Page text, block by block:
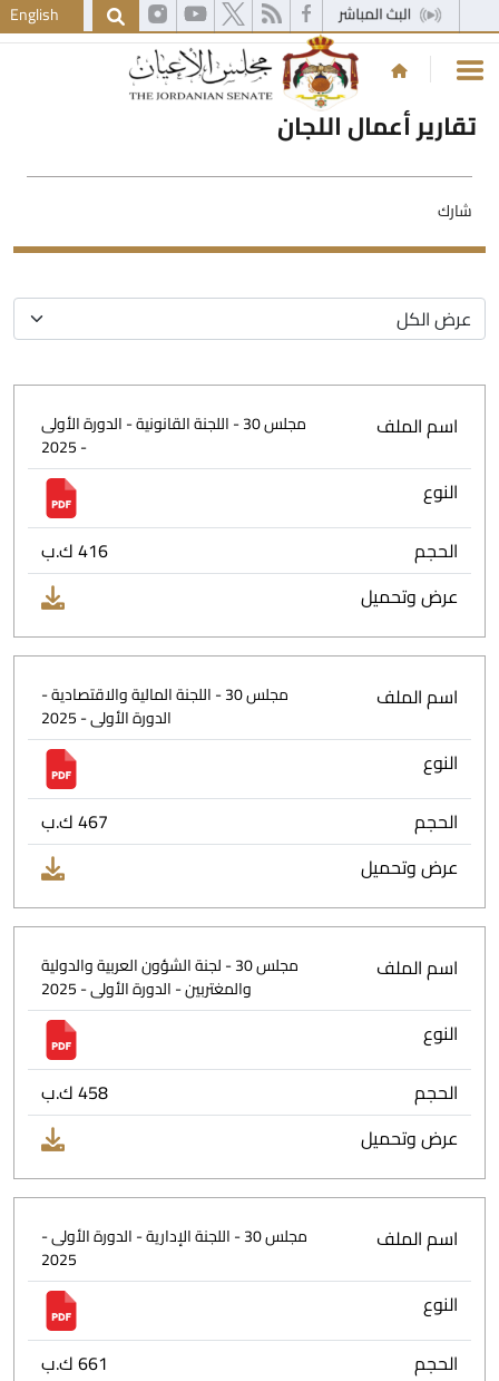
English
تقارير أعمال اللجان
شارك
اسم الملف
مجلس 30 - اللجنة القانونية - الدورة الأولى
النوع
الحجم
416 ك.ب
عرض وتحميل
اسم الملف
مجلس 30 - اللجنة المالية والاقتصادية -
الدورة الأولى - 2025
النوع
الحجم
467 ك.ب
عرض وتحميل
اسم الملف
مجلس 30 - لجنة الشؤون العربية والدولية
والمغتربين - الدورة الأولى - 2025
النوع
الحجم
458 ك.ب
عرض وتحميل
اسم الملف
مجلس 30 - اللجنة الإدارية - الدورة الأولى -
2025
النوع
الحجم
661 ك.ب